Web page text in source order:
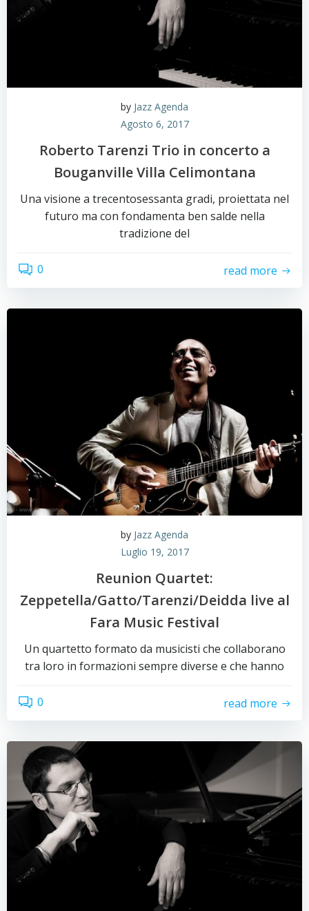
by Jazz Agenda
Agosto 6, 2017
Roberto Tarenzi Trio in concerto a
Bouganville Villa Celimontana
Una visione a trecentosessanta gradi, proiettata nel
futuro ma con fondamenta ben salde nella
tradizione del
0 read more
by Jazz Agenda
Luglio 19, 2017
Reunion Quartet:
Zeppetella/Gatto/Tarenzi/Deidda live al
Fara Music Festival
Un quartetto formato da musicisti che collaborano
tra loro in formazioni sempre diverse e che hanno
0 read more